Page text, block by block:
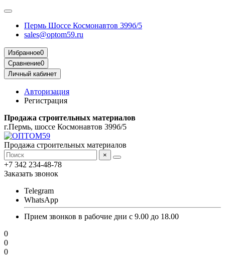
Пермь Шоссе Космонавтов 399б/5
sales@optom59.ru
Избранное0
Сравнение0
Личный кабинет
Авторизация
Регистрация
Продажа строительных материалов
г.Пермь, шоссе Космонавтов 399б/5
Продажа строительных материалов
×
+7 342 234-48-78
Заказать звонок
Telegram
WhatsApp
Прием звонков в рабочие дни с 9.00 до 18.00
0
0
0